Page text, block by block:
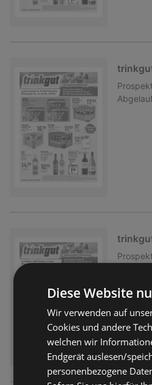
Prospekt
Diese Website
Wir verwenden auf
Cookies und andere
welchen wir
Endgerät auslesen/
personenbezogene